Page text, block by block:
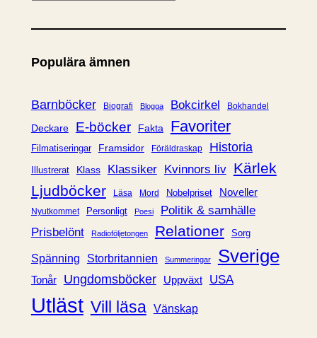
t
g
r
i
Populära ämnen
Barnböcker Biografi Blogga Bokcirkel Bokhandel
Deckare E-böcker Fakta Favoriter
Filmatiseringar Framsidor Föräldraskap Historia
Illustrerat Klass Klassiker Kvinnors liv Kärlek
Ljudböcker
Läsa Mord Nobelpriset Noveller
Nyutkommet Personligt Poesi
Politik & samhälle
Prisbelönt
Radioföljetongen Relationer Sorg
Spänning Storbritannien Summeringar Sverige
Tonår Ungdomsböcker Uppväxt USA
Utläst Vill läsa Vänskap